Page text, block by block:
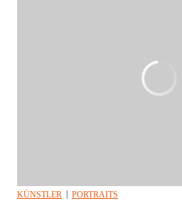
KÜNSTLER PORTRAITS